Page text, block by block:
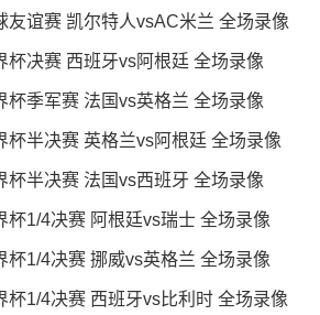
友谊赛 凯尔特人vsAC米兰 全场录像
杯决赛 西班牙vs阿根廷 全场录像
杯季军赛 法国vs英格兰 全场录像
杯半决赛 英格兰vs阿根廷 全场录像
杯半决赛 法国vs西班牙 全场录像
杯1/4决赛 阿根廷vs瑞士 全场录像
杯1/4决赛 挪威vs英格兰 全场录像
杯1/4决赛 西班牙vs比利时 全场录像